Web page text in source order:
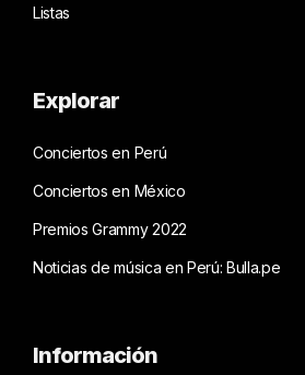
Listas
Explorar
Conciertos en Perú
Conciertos en México
Premios Grammy 2022
Noticias de música en Perú: Bulla.pe
Información